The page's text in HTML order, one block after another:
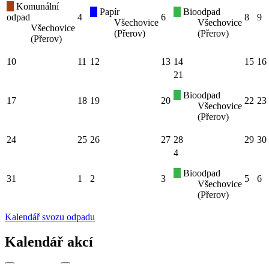
Komunální
odpad
Všechovice
(Přerov)
4
Papír
Všechovice
(Přerov)
6
Bioodpad
Všechovice
(Přerov)
8 9
10 11 12 13 14 15 16
17 18 19 20
21
Bioodpad
Všechovice
(Přerov)
22 23
24 25 26 27 28 29 30
31 1 2 3
4
Bioodpad
Všechovice
(Přerov)
5 6
Kalendář svozu odpadu
Kalendář akcí